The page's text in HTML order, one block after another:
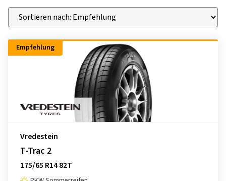
Empfehlung
Vredestein
T-Trac 2
175/65 R14 82T